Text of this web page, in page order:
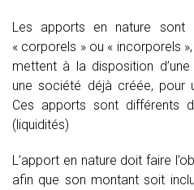
Les apports en nature sont
« corporels » ou « incorporels
mettent à la disposition
une société déjà créée, pour
Ces apports sont différents
(liquidités)
L’apport en nature doit faire
afin que son montant soit